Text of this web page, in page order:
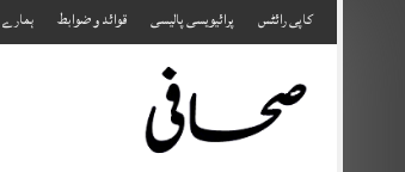
to
content
کاپی رائٹس پرائیویسی پالیسی قوائد و ضوابط